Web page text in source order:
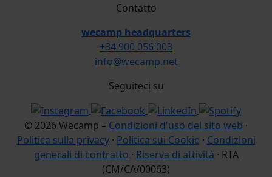
Contatto
wecamp headquarters
+34 900 056 003
info@wecamp.net
Seguiteci su
© 2026 Wecamp – Condizioni d'uso del sito web ·
Politica sulla privacy· Politica sui Cookie · Condizioni
generali di contratto · Riserva di attività · RTA
(CM/CA/00063)